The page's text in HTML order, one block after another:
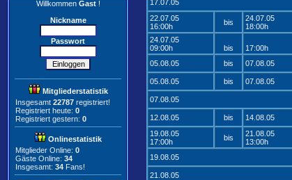
WillkommenGast!
Nickname
Passwort
Mitgliederstatistik
Insgesamt 22787 registriert!
Registriert heute: 0
Registriert gestern: 0
Onlinestatistik
Mitglieder Online: 0
Gäste Online: 34
Insgesamt: 34 Fans!
17.07.05
22.07.05
16:00h
bis
24.07.05
18:00h
24.07.05
09:00h
bis 17:00h
05.08.05 bis 07.08.05
05.08.05 bis 07.08.05
07.08.05
12.08.05 bis 14.08.05
19.08.05
17:00h
bis
21.08.05
13:00h
19.08.05
21.08.05